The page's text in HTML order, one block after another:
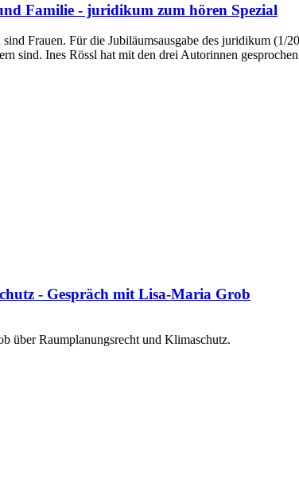
Familie - juridikum zum hören Spezial
Frauen. Für die Jubiläumsausgabe des juridikum
sind. Ines Rössl hat mit den drei Autorinnen
- Gespräch mit Lisa-Maria Grob
über Raumplanungsrecht und Klimaschutz.